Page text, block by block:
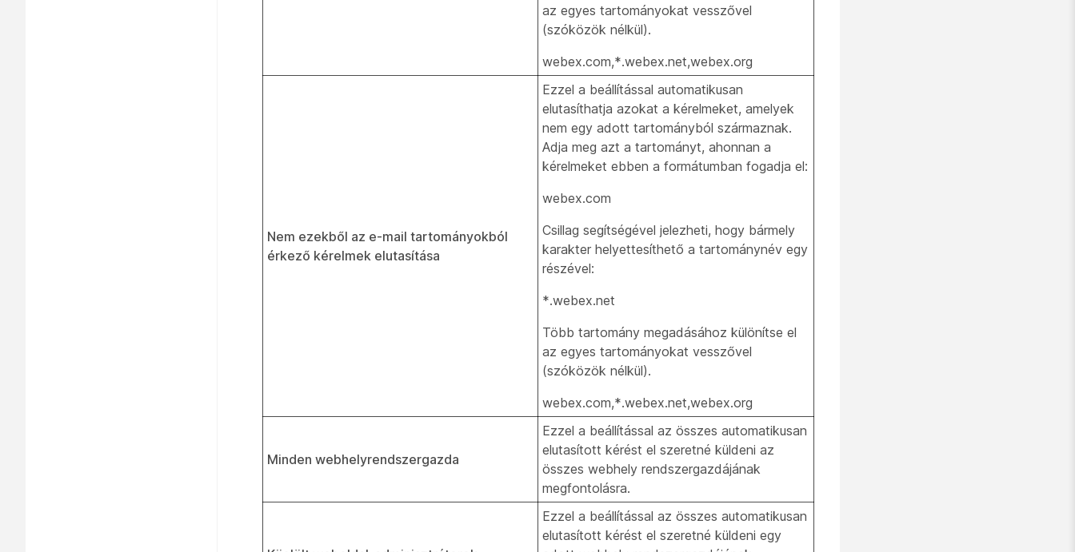
az egyes tartományokat vesszővel
(szóközök nélkül).
webex.com,*.webex.net,webex.org
Nem ezekből az e-mail tartományokból
érkező kérelmek elutasítása
Ezzel a beállítással automatikusan
elutasíthatja azokat a kérelmeket, amelyek
nem egy adott tartományból származnak.
Adja meg azt a tartományt, ahonnan a
kérelmeket ebben a formátumban fogadja el:
webex.com
Csillag segítségével jelezheti, hogy bármely
karakter helyettesíthető a tartománynév egy
részével:
*.webex.net
Több tartomány megadásához különítse el
az egyes tartományokat vesszővel
(szóközök nélkül).
webex.com,*.webex.net,webex.org
Minden webhelyrendszergazda
Ezzel a beállítással az összes automatikusan
elutasított kérést el szeretné küldeni az
összes webhely rendszergazdájának
megfontolásra.
Ezzel a beállítással az összes automatikusan
elutasított kérést el szeretné küldeni egy